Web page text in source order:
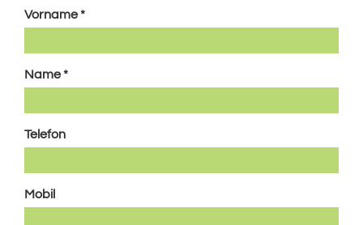
Falls
Du
Mensch
bist,
Feld
Vorname*
Name*
Telefon
Mobil